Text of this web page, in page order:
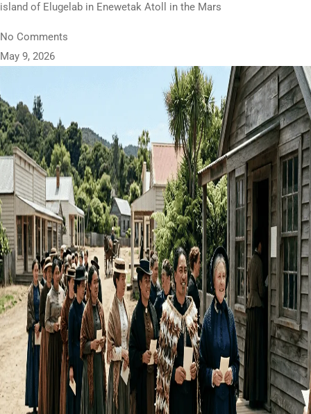
island of Elugelab in Enewetak Atoll in the Mars
No Comments
May 9, 2026